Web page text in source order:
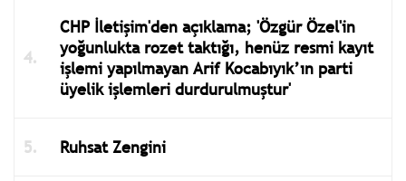
CHP İletişim'den açıklama; 'Özgür Özel'in
yoğunlukta rozet taktığı, henüz resmi kayıt
işlemi yapılmayan Arif Kocabıyık’ın parti
üyelik işlemleri durdurulmuştur'
Ruhsat Zengini